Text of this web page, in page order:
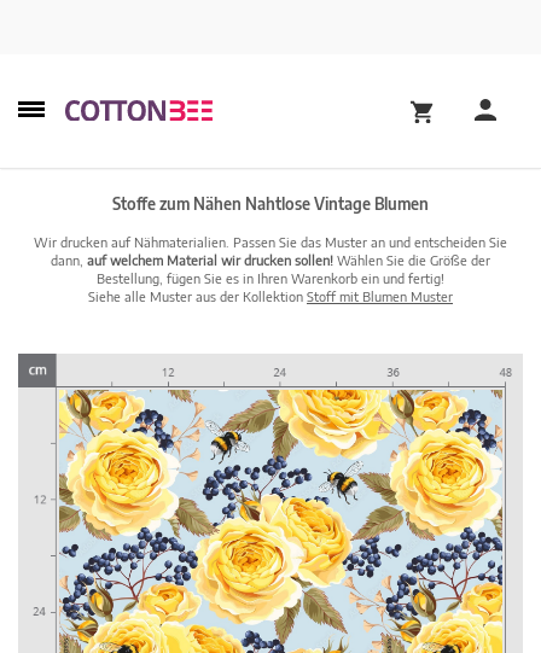
Stoffe zum Nähen Nahtlose Vintage Blumen
Wir drucken auf Nähmaterialien. Passen Sie das Muster an und entscheiden Sie
dann, auf welchem Material wir drucken sollen! Wählen Sie die Größe der
Bestellung, fügen Sie es in Ihren Warenkorb ein und fertig!
Siehe alle Muster aus der Kollektion Stoff mit Blumen Muster